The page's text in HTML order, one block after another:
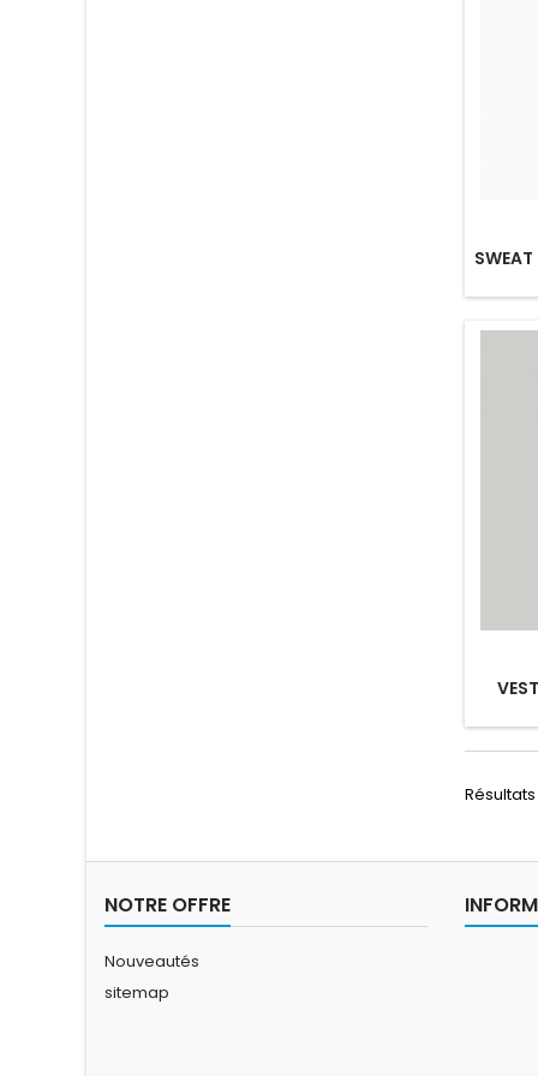
Résultats
NOTRE OFFRE
Nouveautés
sitemap